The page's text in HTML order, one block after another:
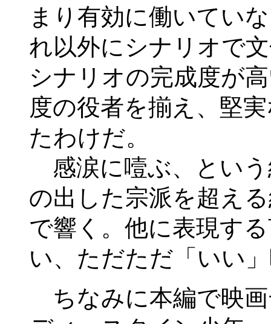
まり有効に働いてい
れ以外にシナリオで
シナリオの完成度が
度の役者を揃え、堅
たわけだ。
感涙に噎ぶ、とい
の出した宗派を超え
で響く。他に表現す
い、ただただ「いい
ちなみに本編で映